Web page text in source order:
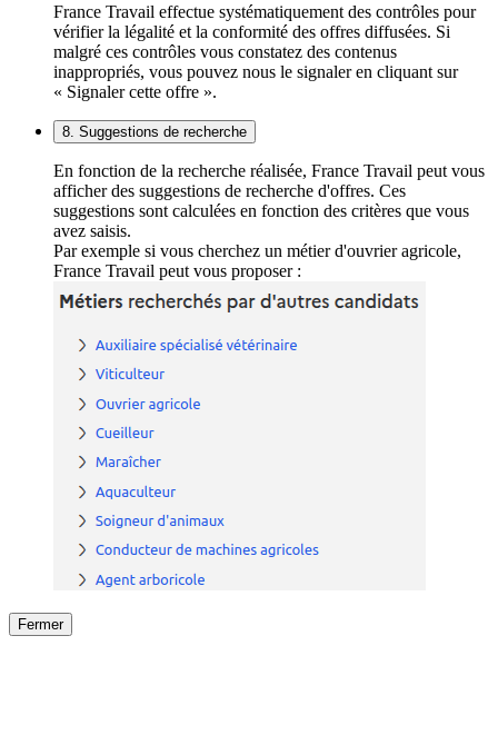
France Travail effectue systématiquement des contrôles pour
vérifier la légalité et la conformité des offres diffusées. Si
malgré ces contrôles vous constatez des contenus
inappropriés, vous pouvez nous le signaler en cliquant sur
« Signaler cette offre ».
8. Suggestions de recherche
En fonction de la recherche réalisée, France Travail peut vous
afficher des suggestions de recherche d'offres. Ces
suggestions sont calculées en fonction des critères que vous
avez saisis.
Par exemple si vous cherchez un métier d'ouvrier agricole,
France Travail peut vous proposer :
Fermer